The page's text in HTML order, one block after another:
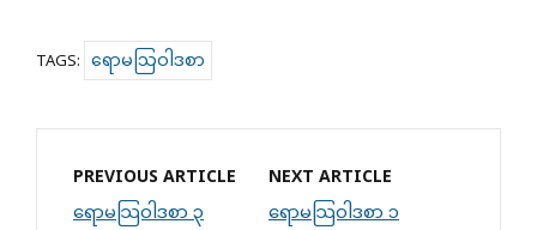
TAGS: ရောမသြဝါဒစာ
PREVIOUS ARTICLE
ရောမသြဝါဒစာ ၃
NEXT ARTICLE
ရောမသြဝါဒစာ ၁